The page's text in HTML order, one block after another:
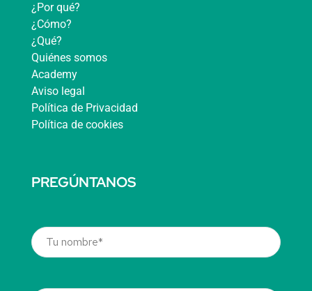
¿Por qué?
¿Cómo?
¿Qué?
Quiénes somos
Academy
Aviso legal
Política de Privacidad
Política de cookies
PREGÚNTANOS